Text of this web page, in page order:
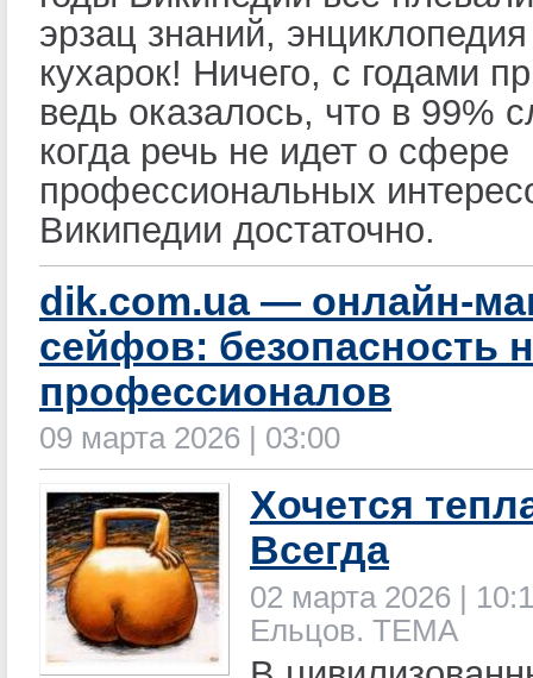
эрзац знаний,
кухарок! Ничего, с годами
ведь оказалось, что в 99%
когда речь не идет о сфере
профессиональных
Википедии достаточно.
dik.com.ua — онлайн-
сейфов: безопасность
профессионалов
09 марта 2026 | 03:00
Хочется
Всегда
02 марта 2026 |
Ельцов. ТЕМА